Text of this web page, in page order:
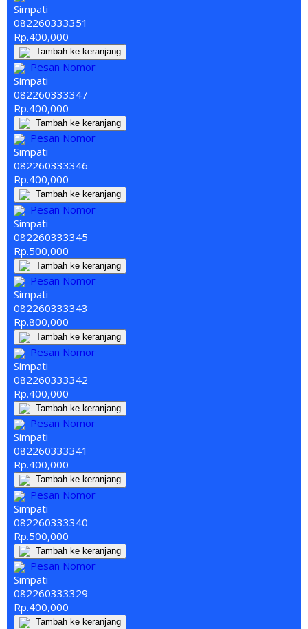
Simpati
082260333351
Rp.400,000
Tambah ke keranjang
Pesan Nomor
Simpati
082260333347
Rp.400,000
Tambah ke keranjang
Pesan Nomor
Simpati
082260333346
Rp.400,000
Tambah ke keranjang
Pesan Nomor
Simpati
082260333345
Rp.500,000
Tambah ke keranjang
Pesan Nomor
Simpati
082260333343
Rp.800,000
Tambah ke keranjang
Pesan Nomor
Simpati
082260333342
Rp.400,000
Tambah ke keranjang
Pesan Nomor
Simpati
082260333341
Rp.400,000
Tambah ke keranjang
Pesan Nomor
Simpati
082260333340
Rp.500,000
Tambah ke keranjang
Pesan Nomor
Simpati
082260333329
Rp.400,000
Tambah ke keranjang